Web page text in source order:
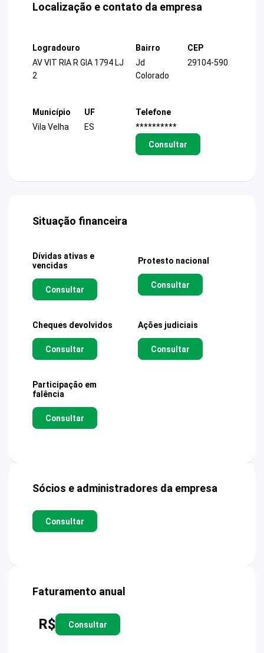
Localização e contato da empresa
Logradouro
AV VIT RIA R GIA 1794 LJ
2
Bairro
Jd
Colorado
CEP
29104-590
Município
Vila Velha
UF
ES
Telefone
**********
Consultar
Situação financeira
Dívidas ativas e
vencidas
Consultar
Protesto nacional
Consultar
Cheques devolvidos
Consultar
Ações judiciais
Consultar
Participação em
falência
Consultar
Sócios e administradores da empresa
Consultar
Faturamento anual
R$ Consultar